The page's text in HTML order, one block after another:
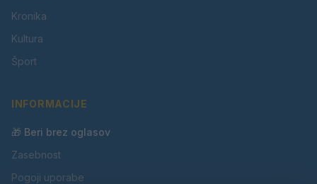
Kronika
Kultura
Šport
INFORMACIJE
🎁 Beri brez oglasov
Zasebnost
Pogoji uporabe